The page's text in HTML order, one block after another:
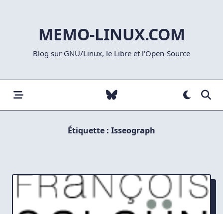
MEMO-LINUX.COM
Blog sur GNU/Linux, le Libre et l'Open-Source
Étiquette : Isseograph